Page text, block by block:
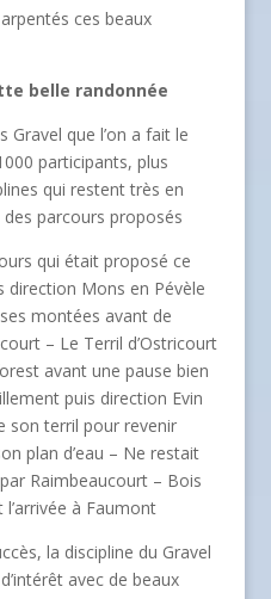
ces beaux
belle randonnée
Gravel que l’on a fait le
participants, plus
qui restent très en
parcours proposés
qui était proposé ce
direction Mons en Pévèle
montées avant de
– Le Terril d’Ostricourt
avant une pause bien
puis direction Evin
son terril pour revenir
plan d’eau – Ne restait
Raimbeaucourt – Bois
à Faumont
la discipline du Gravel
avec de beaux